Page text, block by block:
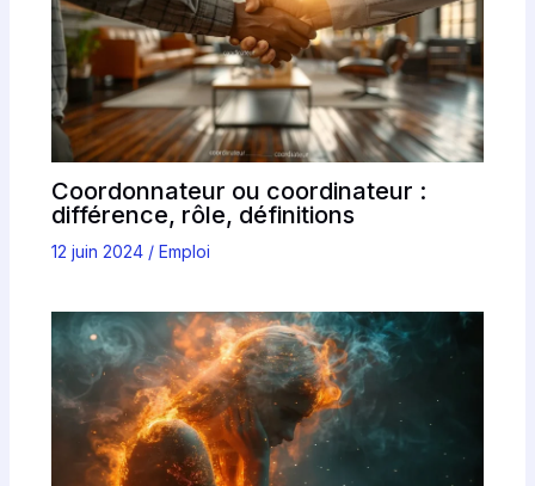
Coordonnateur ou coordinateur :
différence, rôle, définitions
12 juin 2024 / Emploi